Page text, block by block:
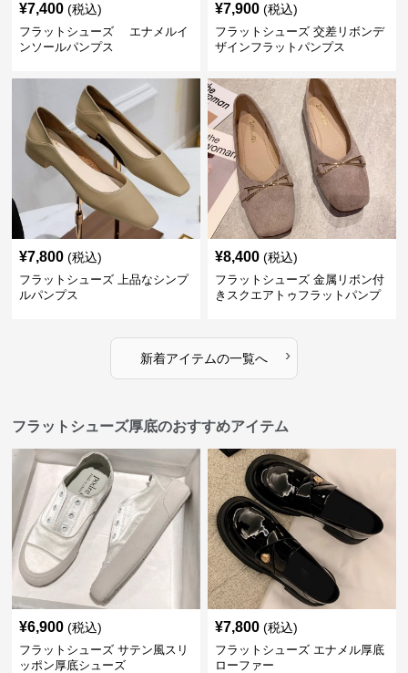
¥7,400 (税込)
フラットシューズ エナメルイ
ンソールパンプス
¥7,900 (税込)
フラットシューズ 交差リボンデ
ザインフラットパンプス
¥7,800 (税込)
フラットシューズ 上品なシンプ
ルパンプス
¥8,400 (税込)
フラットシューズ 金属リボン付
きスクエアトゥフラットパンプ
新着アイテムの一覧へ ›
フラットシューズ厚底のおすすめアイテム
¥6,900 (税込)
フラットシューズ サテン風スリ
ッポン厚底シューズ
¥7,800 (税込)
フラットシューズ エナメル厚底
ローファー